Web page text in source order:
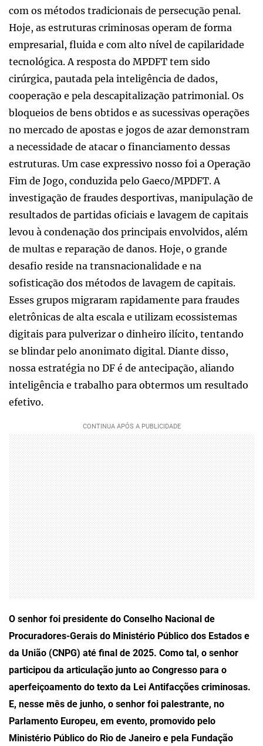
com os métodos tradicionais de persecução penal.
Hoje, as estruturas criminosas operam de forma
empresarial, fluida e com alto nível de capilaridade
tecnológica. A resposta do MPDFT tem sido
cirúrgica, pautada pela inteligência de dados,
cooperação e pela descapitalização patrimonial. Os
bloqueios de bens obtidos e as sucessivas operações
no mercado de apostas e jogos de azar demonstram
a necessidade de atacar o financiamento dessas
estruturas. Um case expressivo nosso foi a Operação
Fim de Jogo, conduzida pelo Gaeco/MPDFT. A
investigação de fraudes desportivas, manipulação de
resultados de partidas oficiais e lavagem de capitais
levou à condenação dos principais envolvidos, além
de multas e reparação de danos. Hoje, o grande
desafio reside na transnacionalidade e na
sofisticação dos métodos de lavagem de capitais.
Esses grupos migraram rapidamente para fraudes
eletrônicas de alta escala e utilizam ecossistemas
digitais para pulverizar o dinheiro ilícito, tentando
se blindar pelo anonimato digital. Diante disso,
nossa estratégia no DF é de antecipação, aliando
inteligência e trabalho para obtermos um resultado
efetivo.
O senhor foi presidente do Conselho Nacional de
Procuradores-Gerais do Ministério Público dos Estados e
da União (CNPG) até final de 2025. Como tal, o senhor
participou da articulação junto ao Congresso para o
aperfeiçoamento do texto da Lei Antifacções criminosas.
E, nesse mês de junho, o senhor foi palestrante, no
Parlamento Europeu, em evento, promovido pelo
Ministério Público do Rio de Janeiro e pela Fundação